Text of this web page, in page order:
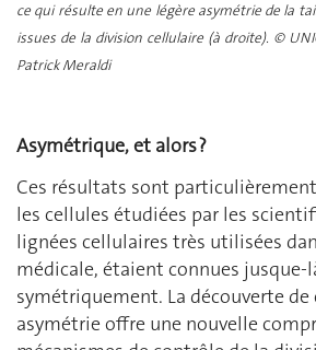
ce qui résulte en une légère asymétrie de la
issues de la division cellulaire (à droite). ©
Patrick Meraldi
Asymétrique, et alors ?
Ces résultats sont
les cellules étudiées par les
lignées cellulaires très utilisées
médicale, étaient connues jusque-
symétriquement. La découverte
asymétrie offre une nouvelle